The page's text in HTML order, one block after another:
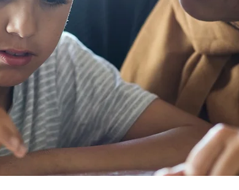
relation avec des personnes qui sont s